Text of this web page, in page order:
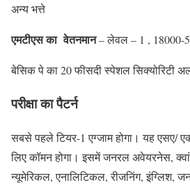
अन्य भत्ते
एमटीएस का वेतनमान– लेवल – 1 , 18000-
बेसिक पे का 20 फीसदी स्पेशल सिक्योरिटी
परीक्षा का पैटर्न
सबसे पहले टियर-1 एग्जाम होगा। यह एसए/
लिए कॉमन होगा। इसमें जनरल अवेयरनेस,
न्यूमेरिकल, एनालिटिकल, रीजनिंग, इंग्लिश,